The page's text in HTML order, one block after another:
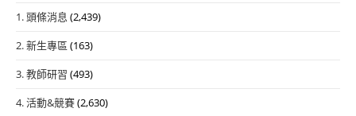
1. 頭條消息 (2,439)
2. 新生專區 (163)
3. 教師研習 (493)
4. 活動&競賽(2,630)